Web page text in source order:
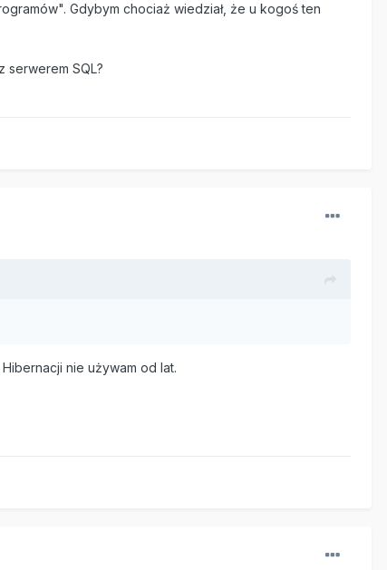
Gdybym chociaż wiedział, że u kogoś ten
serwerem SQL?
nie używam od lat.